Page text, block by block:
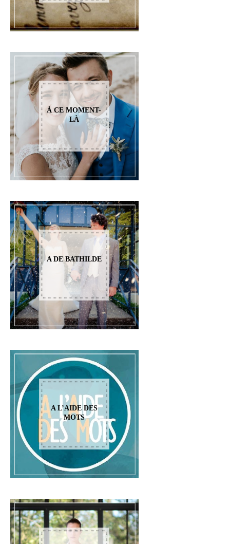
À CE MOMENT-
LÀ
A DE BATHILDE
A L’AIDE DES
MOTS